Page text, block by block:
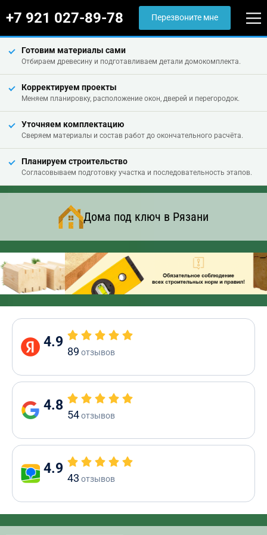
+7 921 027-89-78 Перезвоните мне
Готовим материалы сами
Отбираем древесину и подготавливаем детали домокомплекта.
Корректируем проекты
Меняем планировку, расположение окон, дверей и перегородок.
Уточняем комплектацию
Сверяем материалы и состав работ до окончательного расчёта.
Планируем строительство
Согласовываем подготовку участка и последовательность этапов.
Дома под ключ в Рязани
4.9
89 отзывов
4.8
54отзывов
4.9
43 отзывов